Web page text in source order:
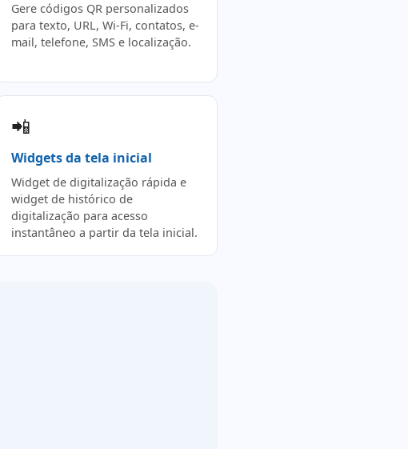
Gere códigos QR personalizados
para texto, URL, Wi-Fi, contatos, e-
mail, telefone, SMS e localização.
📲
Widgets da tela inicial
Widget de digitalização rápida e
widget de histórico de
digitalização para acesso
instantâneo a partir da tela inicial.